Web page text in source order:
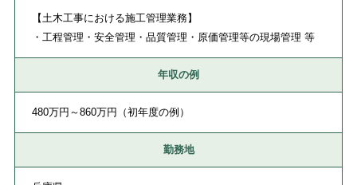
【土木工事における施工管理業務】
・工程管理・安全管理・品質管理・原価管理等の現場管理 等
年収の例
480万円～860万円（初年度の例）
勤務地